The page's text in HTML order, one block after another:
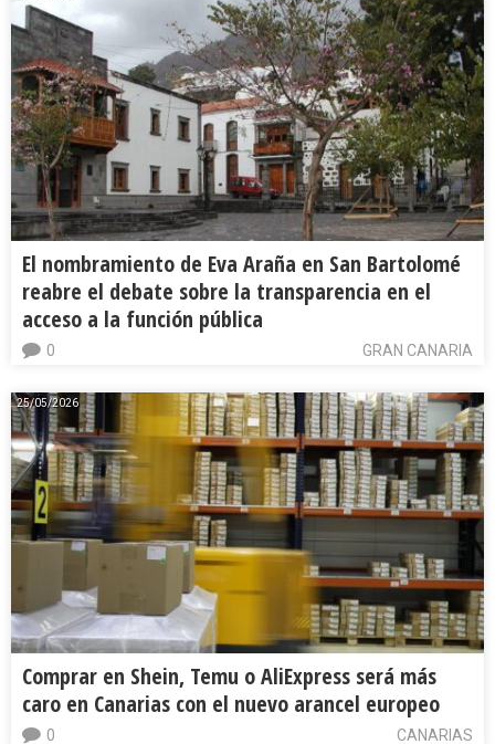
El nombramiento de Eva Araña en San Bartolomé
reabre el debate sobre la transparencia en el
acceso a la función pública
GRAN CANARIA
0
25/05/2026
Comprar en Shein, Temu o AliExpress será más
caro en Canarias con el nuevo arancel europeo
CANARIAS
0